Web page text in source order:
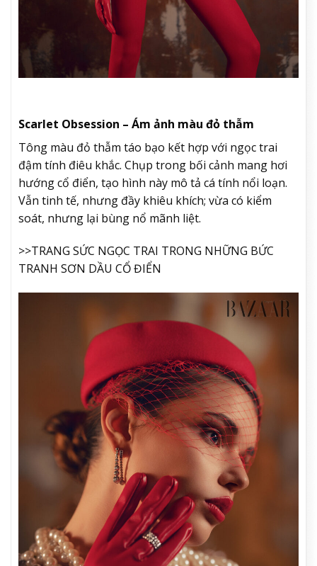
Scarlet Obsession – Ám ảnh màu đỏ thẫm
Tông màu đỏ thẫm táo bạo kết hợp với ngọc trai
đậm tính điêu khắc. Chụp trong bối cảnh mang hơi
hướng cổ điển, tạo hình này mô tả cá tính nổi loạn.
Vẫn tinh tế, nhưng đầy khiêu khích; vừa có kiểm
soát, nhưng lại bùng nổ mãnh liệt.
>>TRANG SỨC NGỌC TRAI TRONG NHỮNG BỨC
TRANH SƠN DẦU CỔ ĐIỂN